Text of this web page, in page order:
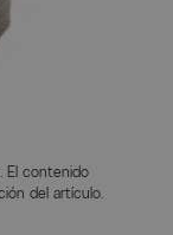
El contenido
del artículo.